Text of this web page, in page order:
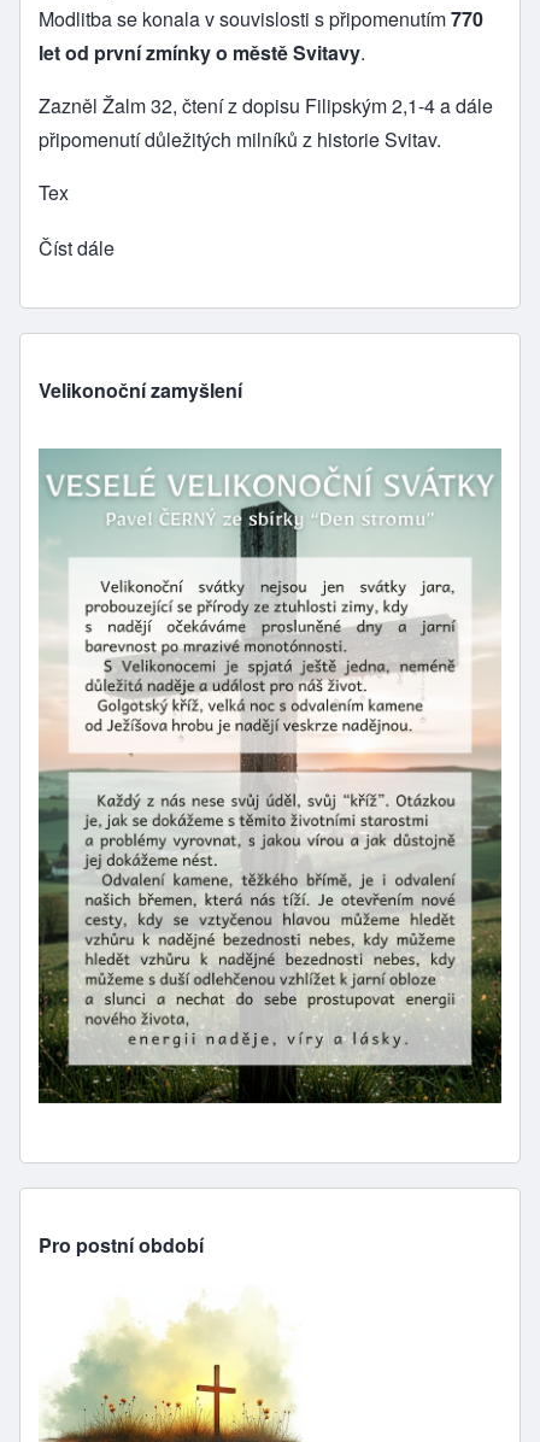
Modlitba se konala v souvislosti s připomenutím770
let od první zmínky o městě Svitavy.
Zazněl Žalm 32, čtení z dopisu Filipským 2,1-4 a dále
připomenutí důležitých milníků z historie Svitav.
Tex
Číst dále
Velikonoční zamyšlení
Pro postní období